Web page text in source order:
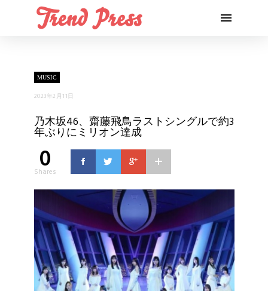
MUSIC
2023年2月11日
乃木坂46、齋藤飛鳥ラストシングルで約3
年ぶりにミリオン達成
0
Shares